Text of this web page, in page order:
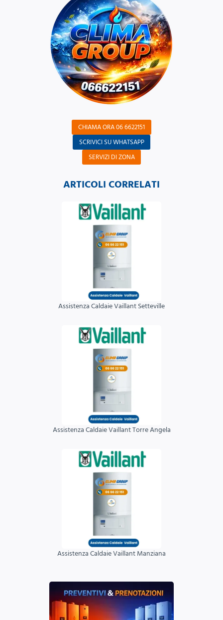
CHIAMA ORA 06 6622151
SCRIVICI SU WHATSAPP
SERVIZI DI ZONA
ARTICOLI CORRELATI
Assistenza Caldaie Vaillant Setteville
Assistenza Caldaie Vaillant Torre Angela
Assistenza Caldaie Vaillant Manziana